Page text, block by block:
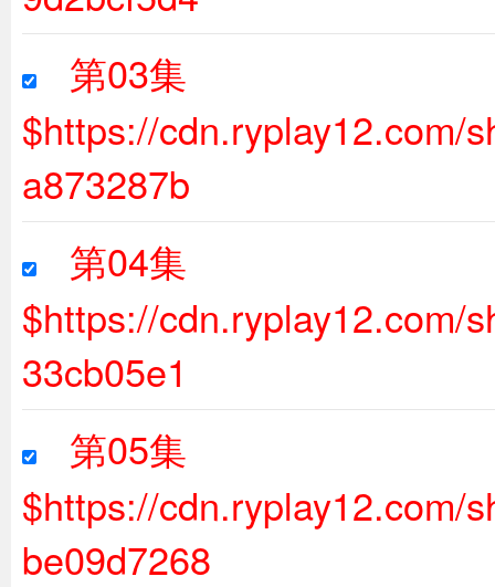
第03集
$https://cdn.ryplay12.com/
a873287b
第04集
$https://cdn.ryplay12.com/
33cb05e1
第05集
$https://cdn.ryplay12.com/
be09d7268